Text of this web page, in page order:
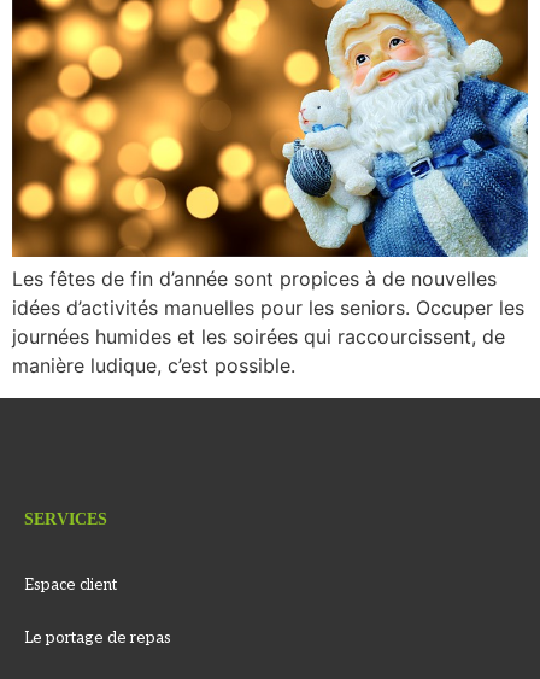
Les fêtes de fin d’année sont propices à de nouvelles
idées d’activités manuelles pour les seniors. Occuper les
journées humides et les soirées qui raccourcissent, de
manière ludique, c’est possible.
SERVICES
Espace client
Le portage de repas